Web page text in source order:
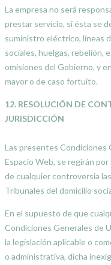
La empresa no será
prestar servicio, si ésta se
suministro eléctrico, líneas
sociales, huelgas, rebelión,
omisiones del Gobierno, y
mayor o de caso fortuito.
12. RESOLUCIÓN DE
JURISDICCIÓN
Las presentes Condiciones
Espacio Web, se regirán
de cualquier controversia
Tribunales del domicilio
En el supuesto de que
Condiciones Generales de
la legislación aplicable o
o administrativa, dicha